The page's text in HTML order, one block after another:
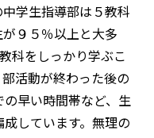
学生指導部は５教科
９５％以上と大多
科をしっかり学ぶこ
部活動が終わった後の
早い時間帯など、生
しています。 無理の